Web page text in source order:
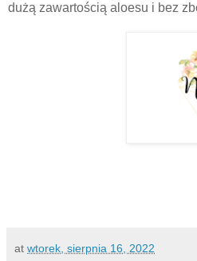
dużą zawartością aloesu i bez
at wtorek, sierpnia 16, 2022